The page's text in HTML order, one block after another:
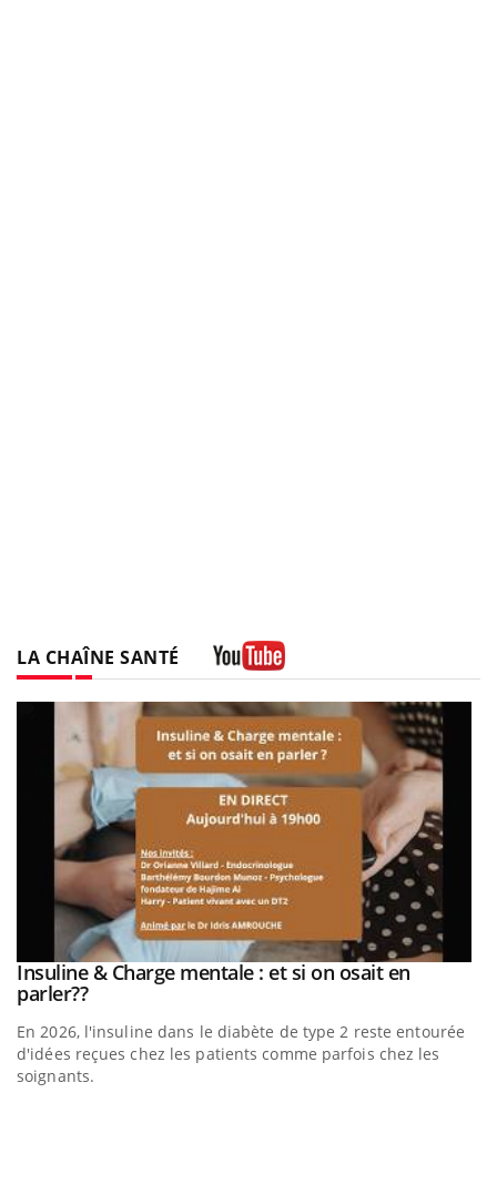
LA CHAÎNE SANTÉ
Youtube
Insuline & Charge mentale : et si on osait en
parler??Youtube
En 2026, l'insuline dans le diabète de type 2 reste entourée
d'idées reçues chez les patients comme parfois chez les
soignants.